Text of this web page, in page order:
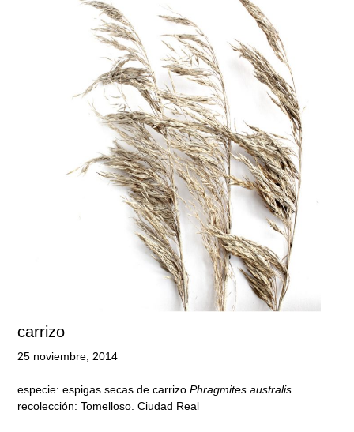
carrizo
25 noviembre, 2014
especie: espigas secas de carrizo Phragmites australis
recolección: Tomelloso. Ciudad Real